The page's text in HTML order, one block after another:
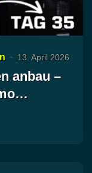
13. April 2026
anbau –